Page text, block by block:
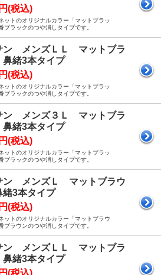
(税込)
ットのオリジナルカラー「マットブラッ
ブラックのつや消しタイプです。
ン メンズＬＬ マットブラ
緒3本タイプ
(税込)
ットのオリジナルカラー「マットブラッ
ブラックのつや消しタイプです。
ン メンズ３Ｌ マットブラ
緒3本タイプ
(税込)
ットのオリジナルカラー「マットブラッ
ブラックのつや消しタイプです。
ン メンズＬ マットブラウ
3本タイプ
(税込)
ットのオリジナルカラー「マットブラウ
ブラウンのつや消しタイプです。
ン メンズＬＬ マットブラ
緒3本タイプ
(税込)